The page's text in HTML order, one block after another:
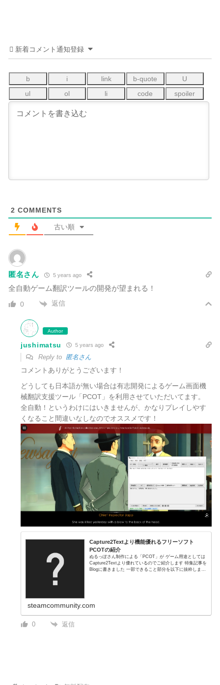
新着コメント通知登録
2 COMMENTS
古い順
匿名さん 5 years ago
全自動ゲーム翻訳ツールの開発が望まれる！
0 返信
Author
jushimatsu 5 years ago
Reply to 匿名さん
コメントありがとうございます！
どうしても日本語が無い場合は有志開発によるゲーム画面機
械翻訳支援ツール「PCOT」を利用させていただいてます。
全自動！というわけにはいきませんが、かなりプレイしやす
くなること間違いなしなのでオススメです！
Capture2Textより機能優れるフリーソフト
PCOTの紹介
ぬるっぽさん制作による「PCOT」が ゲーム用途としては
Capture2Textより優れているのでご紹介します 特集記事を
Blogに書きました 一部できること部分を以下に抜粋します
steamcommunity.com
0 返信